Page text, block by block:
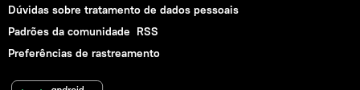
Dúvidas sobre tratamento de dados pessoais
Padrões da comunidade RSS
Preferências de rastreamento